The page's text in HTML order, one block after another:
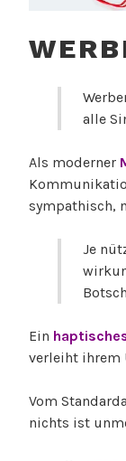
alle
Als moderner
sympathisch,
Je
Ein
verleiht ihrem
Vom
nichts ist